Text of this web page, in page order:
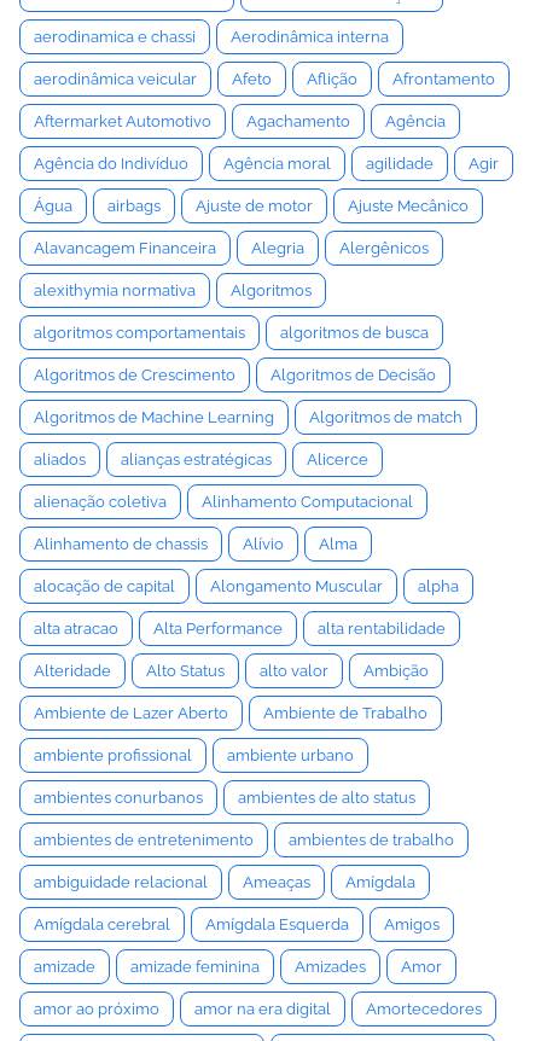
aerodinamica e chassi Aerodinâmica interna
aerodinâmica veicular Afeto Aflição Afrontamento
Aftermarket Automotivo Agachamento Agência
Agência do Indivíduo Agência moral agilidade Agir
Água airbags Ajuste de motor Ajuste Mecânico
Alavancagem Financeira Alegria Alergênicos
alexithymia normativa Algoritmos
algoritmos comportamentais algoritmos de busca
Algoritmos de Crescimento Algoritmos de Decisão
Algoritmos de Machine Learning Algoritmos de match
aliados alianças estratégicas Alicerce
alienação coletiva Alinhamento Computacional
Alinhamento de chassis Alívio Alma
alocação de capital Alongamento Muscular alpha
alta atracao Alta Performance alta rentabilidade
Alteridade Alto Status alto valor Ambição
Ambiente de Lazer Aberto Ambiente de Trabalho
ambiente profissional ambiente urbano
ambientes conurbanos ambientes de alto status
ambientes de entretenimento ambientes de trabalho
ambiguidade relacional Ameaças Amígdala
Amígdala cerebral Amígdala Esquerda Amigos
amizade amizade feminina Amizades Amor
amor ao próximo amor na era digital Amortecedores